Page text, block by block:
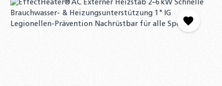
Bildergalerie überspringen